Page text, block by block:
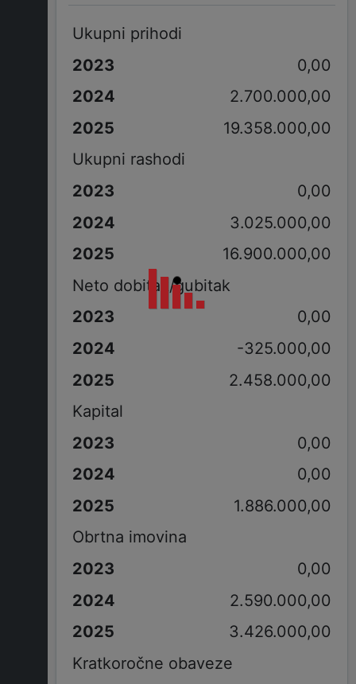
Ukupni prihodi
0,00
2.700.000,00
19.358.000,00
Ukupni rashodi
0,00
3.025.000,00
16.900.000,00
Neto dobitak/gubitak
0,00
-325.000,00
2.458.000,00
Kapital
0,00
0,00
1.886.000,00
Obrtna imovina
0,00
2.590.000,00
3.426.000,00
Kratkoročne obaveze